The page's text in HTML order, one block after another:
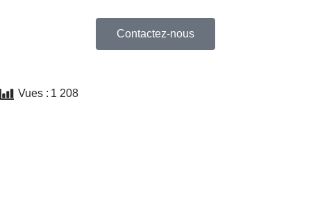
Contactez-nous
Vues : 1 208